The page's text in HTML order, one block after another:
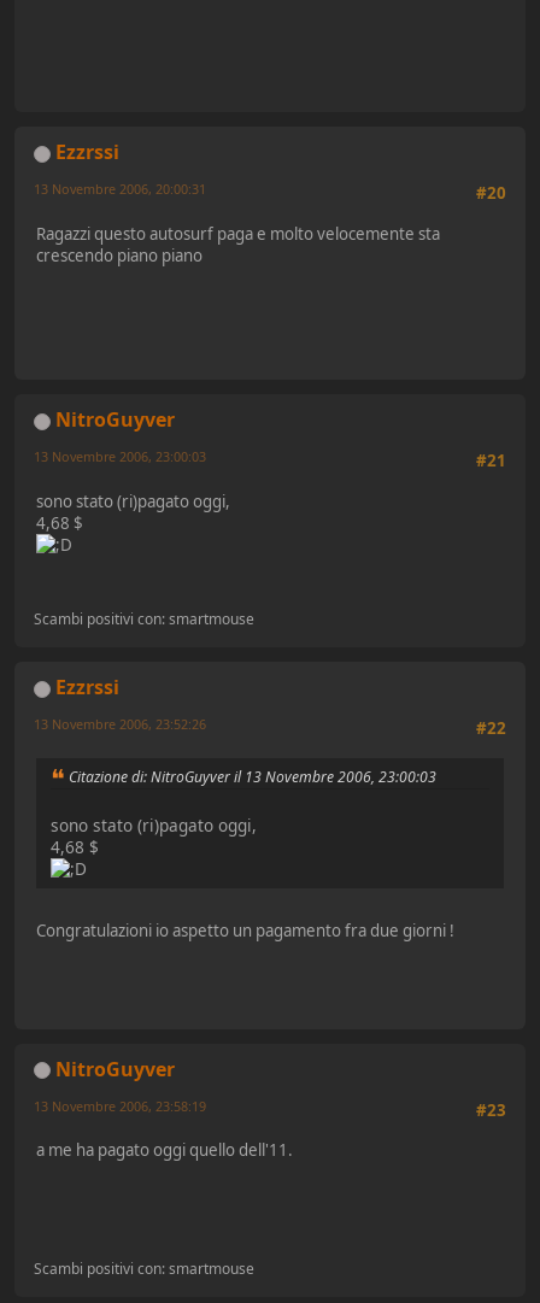
Ezzrssi
#20
13 Novembre 2006, 20:00:31
Ragazzi questo autosurf paga e molto velocemente sta
crescendo piano piano
NitroGuyver
#21
13 Novembre 2006, 23:00:03
sono stato (ri)pagato oggi,
4,68 $
Scambi positivi con: smartmouse
Ezzrssi
#22
13 Novembre 2006, 23:52:26
Citazione di: NitroGuyver il 13 Novembre 2006, 23:00:03
sono stato (ri)pagato oggi,
4,68 $
Congratulazioni io aspetto un pagamento fra due giorni !
NitroGuyver
#23
13 Novembre 2006, 23:58:19
a me ha pagato oggi quello dell'11.
Scambi positivi con: smartmouse